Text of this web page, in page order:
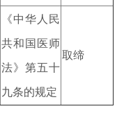
《中华人民
共和国医师
法》第五十
九条的规定
取缔